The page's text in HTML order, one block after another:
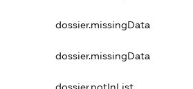
dossier.missingData
dossier.missingData
dossier.notInList